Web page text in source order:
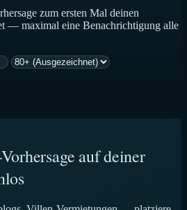
zum ersten Mal deinen
— maximal eine Benachrichtigung alle
auf deiner